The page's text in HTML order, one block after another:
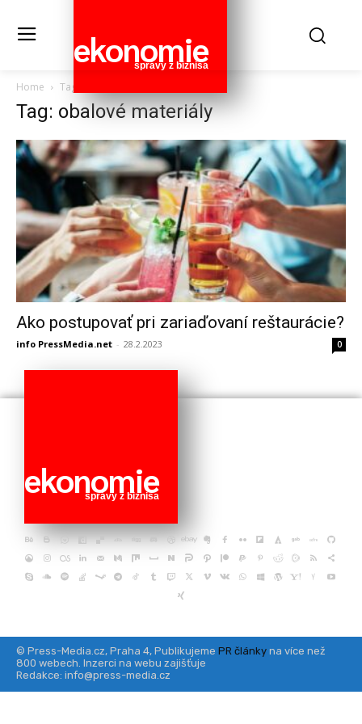
ekonomie
správy z biznisa
Home Tags
Tag: obalové materiály
Ako postupovať pri zariaďovaní reštaurácie?
info PressMedia.net - 28.2.2023 0
ekonomie
správy z biznisa
© Press-Media.cz, Praha 4, Publikujeme PR články na více než
800 webech. Inzerci na webu zajišťuje
Redakce: info@press-media.cz